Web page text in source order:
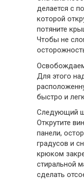
делается с
которой
потяните
Чтобы не
Для этого
быстро и
Следующий
Открутите
панели,
градусов и
крюком
стиральной
сделать